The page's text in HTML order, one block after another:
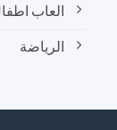
العاب
الرياضة